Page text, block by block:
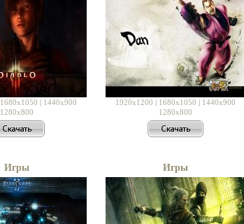
1680x1050 | 1440x900
1280x800
1920x1200 | 1680x1050 | 1440x900
1280x800
Игры Игры